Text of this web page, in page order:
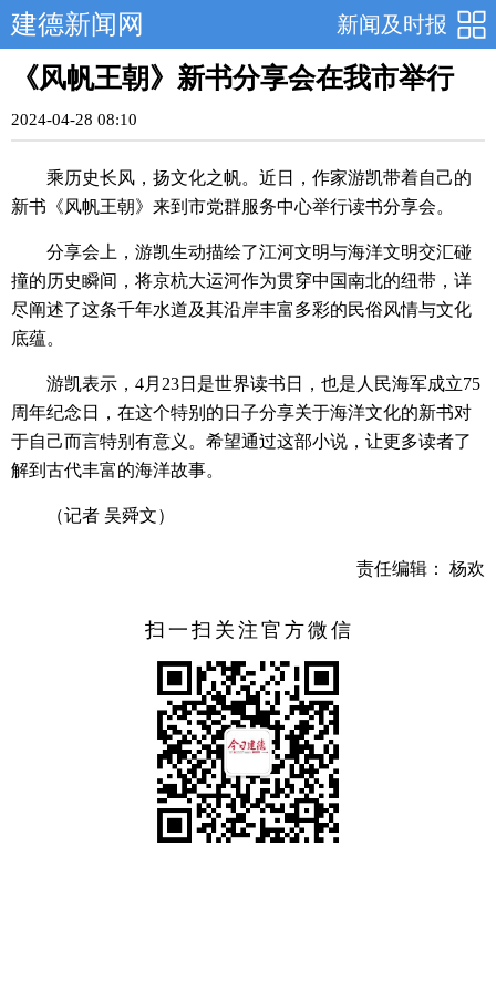
新闻及时报
建德新闻网
《风帆王朝》新书分享会在我市举行
2024-04-28 08:10
乘历史长风，扬文化之帆。近日，作家游凯带着自己的
新书《风帆王朝》来到市党群服务中心举行读书分享会。
分享会上，游凯生动描绘了江河文明与海洋文明交汇碰
撞的历史瞬间，将京杭大运河作为贯穿中国南北的纽带，详
尽阐述了这条千年水道及其沿岸丰富多彩的民俗风情与文化
底蕴。
游凯表示，4月23日是世界读书日，也是人民海军成立75
周年纪念日，在这个特别的日子分享关于海洋文化的新书对
于自己而言特别有意义。希望通过这部小说，让更多读者了
解到古代丰富的海洋故事。
（记者 吴舜文）
责任编辑： 杨欢
扫一扫关注官方微信